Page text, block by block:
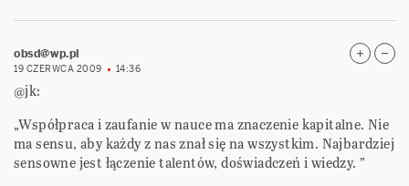
obsd@wp.pl
19 CZERWCA 2009 14:36
@jk:
„Współpraca i zaufanie w nauce ma znaczenie kapitalne. Nie
ma sensu, aby każdy z nas znał się na wszystkim. Najbardziej
sensowne jest łączenie talentów, doświadczeń i wiedzy. ”